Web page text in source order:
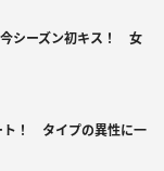
今シーズン初キス！ 女
ト！ タイプの異性に一